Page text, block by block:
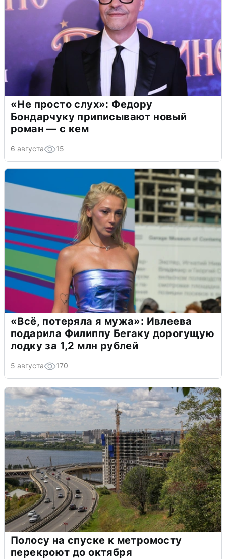
«Не просто слух»: Федору
Бондарчуку приписывают новый
роман — с кем
6 августа 15
«Всё, потеряла я мужа»: Ивлеева
подарила Филиппу Бегаку дорогущую
лодку за 1,2 млн рублей
5 августа 170
Полосу на спуске к метромосту
перекроют до октября